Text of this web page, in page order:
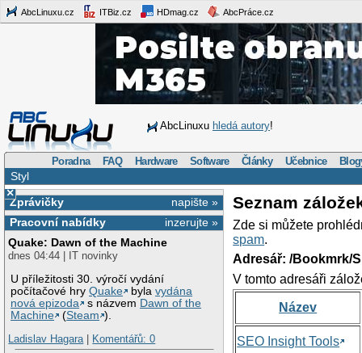
AbcLinuxu.cz ITBiz.cz HDmag.cz AbcPráce.cz
AbcLinuxu hledá autory!
Poradna FAQ Hardware Software Články Učebnice
Styl
×
napište »
Zprávičky
inzerujte »
Pracovní nabídky
Quake: Dawn of the Machine
dnes 04:44 | IT novinky
U příležitosti 30. výročí vydání
počítačové hryQuake bylavydána
nová epizoda
s názvem Dawn of the
Machine
(Steam ).
Ladislav Hagara| Komentářů: 0
Seznam
Zde si můžete
spam.
Adresář: /Bookmrk/
V tomto adresáři
Název
SEO Insight Tools